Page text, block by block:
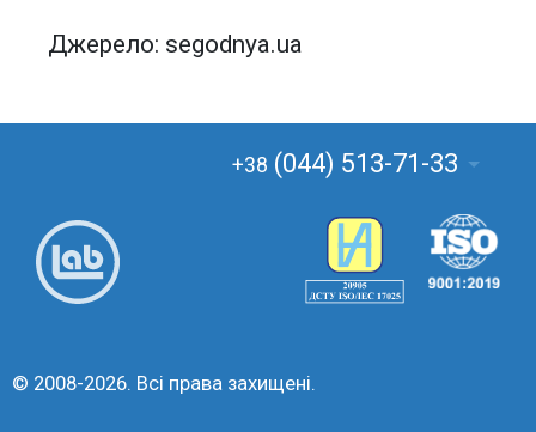
Джерело: segodnya.ua
+38 (044) 513-71-33
© 2008-2026. Всі права захищені.